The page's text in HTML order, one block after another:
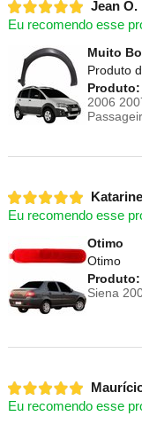
Jean O.
Eu recomendo esse
Muito
Produto
Produto:
2006
Eu recomendo esse
Otimo
Otimo
Produto:
Siena
Eu recomendo esse